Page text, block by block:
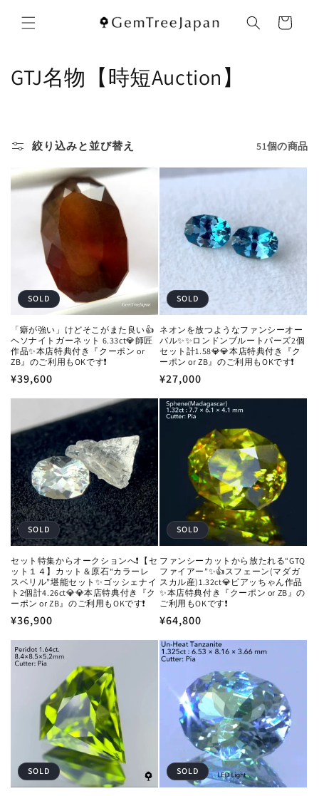
ンツに
進む
ー
コ
シ
ョ
GTJ名物【時短Auction】
絞り込みと並び替え 51個の商品
SOLD
「癖が強い」けどそこがまた良い👍
ヘソナイトガーネット 6.33ct💎師匠
作品✨本店特典付き『クーポン or
ZB』のご利用もOKです❗️
通
常
格
¥39,600
SOLD
ネオンを放つようなファンシーオー
バル✨✨ロンドンブルートパーズ2個
セット計1.58💎💎本店特典付き『ク
ーポン or ZB』のご利用もOKです❗️
通
常
価
¥27,000
SOLD
セット特集からオークションへ❗️【セ
ット１４】カット＆原石“カラーレ
スベリル”堪能セット✨ゴッシェナイ
ト2個計4.26ct💎💎本店特典付き『ク
ーポン or ZB』のご利用もOKです❗️
通
常
価
¥36,900
SOLD
ファンシーカットから放たれる“GTQ
ファイアー”✨👍スフェーン(マダガ
スカル産)1.32ct💎ピアッちゃん作品
✨本店特典付き『クーポン or ZB』の
ご利用もOKです❗️
通
常
価
¥64,800
SOLD SOLD